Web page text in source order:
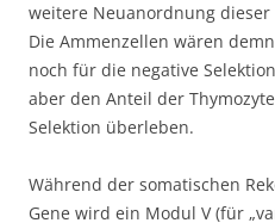
weitere Neuanordnung
Die Ammenzellen wären
noch für die negative
aber den Anteil der
Selektion überleben.
Während der somatischen
Gene wird ein Modul V (für